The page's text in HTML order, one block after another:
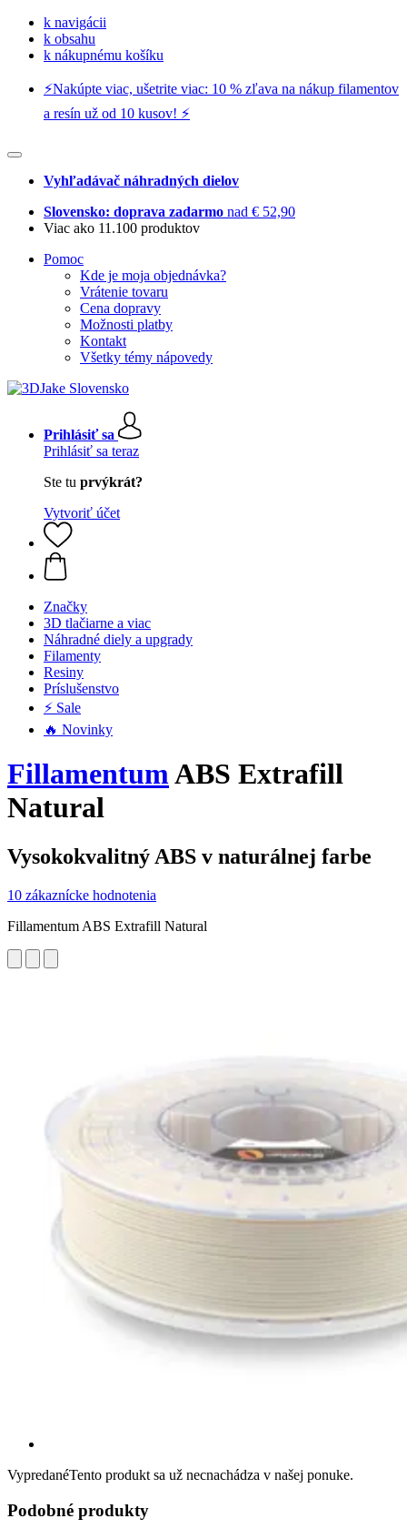
k navigácii
k obsahu
k nákupnému košíku
⚡️Nakúpte viac, ušetrite viac: 10 % zľava na nákup filamentov
a resín už od 10 kusov! ⚡️
Vyhľadávač náhradných dielov
Slovensko: doprava zadarmo nad € 52,90
Viac ako 11.100 produktov
Pomoc
Kde je moja objednávka?
Vrátenie tovaru
Cena dopravy
Možnosti platby
Kontakt
Všetky témy nápovedy
Prihlásiť sa
Prihlásiť sa teraz
Ste tu prvýkrát?
Vytvoriť účet
Značky
3D tlačiarne a viac
Náhradné diely a upgrady
Filamenty
Resiny
Príslušenstvo
⚡ Sale
🔥 Novinky
FillamentumABS Extrafill
Natural
Vysokokvalitný ABS v naturálnej farbe
10 zákaznícke hodnotenia
Fillamentum ABS Extrafill Natural
VypredanéTento produkt sa už necnachádza v našej ponuke.
Podobné produkty